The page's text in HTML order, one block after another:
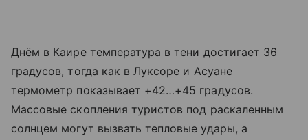
Днём в Каире температура в тени достигает 36
градусов, тогда как в Луксоре и Асуане
термометр показывает +42…+45 градусов.
Массовые скопления туристов под раскаленным
солнцем могут вызвать тепловые удары, а